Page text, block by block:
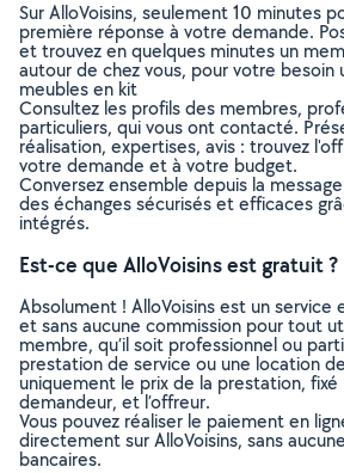
Sur AlloVoisins, seulement 10 minutes
première réponse à votre demande.
et trouvez en quelques minutes un
autour de chez vous, pour votre besoin
meubles en kit
Consultez les profils des membres,
particuliers, qui vous ont contacté.
réalisation, expertises, avis : trouvez
votre demande et à votre budget.
Conversez ensemble depuis la
des échanges sécurisés et efficaces
intégrés.
Est-ce que AlloVoisins est gratuit ?
Absolument ! AlloVoisins est un
et sans aucune commission pour tout
membre, qu’il soit professionnel ou
prestation de service ou une location
uniquement le prix de la prestation, fixé
demandeur, et l’offreur.
Vous pouvez réaliser le paiement en
directement sur AlloVoisins, sans
bancaires.